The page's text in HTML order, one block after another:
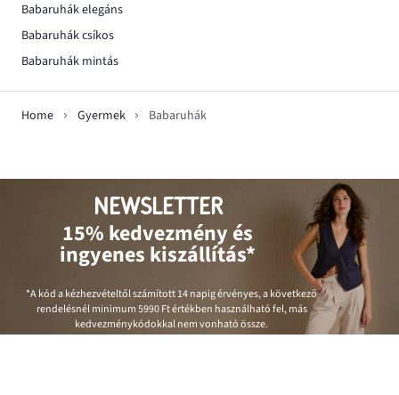
Babaruhák elegáns
Babaruhák csíkos
Babaruhák mintás
Home Gyermek Babaruhák
NEWSLETTER
15% kedvezmény és
ingyenes kiszállítás*
*A kód a kézhezvételtől számított 14 napig érvényes, a következő
rendelésnél minimum5990 Ftértékben használható fel, más
kedvezménykódokkal nem vonható össze.